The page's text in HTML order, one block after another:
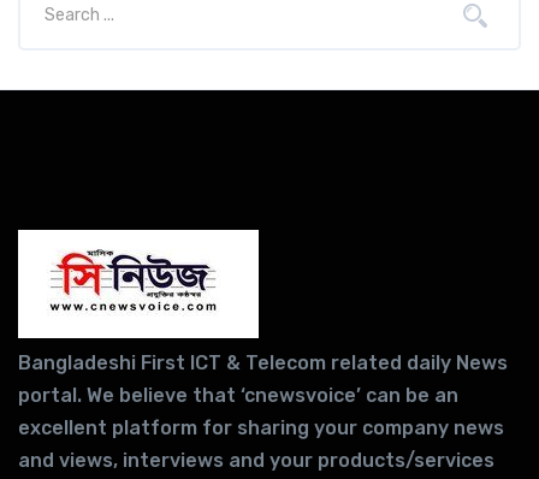
Bangladeshi First ICT & Telecom related daily News
portal. We believe that ‘cnewsvoice’ can be an
excellent platform for sharing your company news
and views, interviews and your products/services